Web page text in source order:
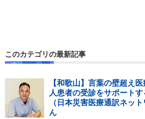
このカテゴリの最新記事
【和歌山】言葉の壁超え
人患者の受診をサポート
（日本災害医療通訳ネッ
ん